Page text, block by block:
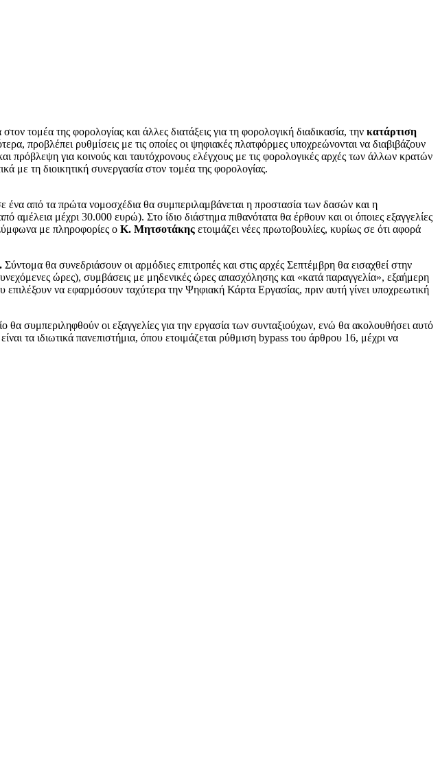
τομέα της φορολογίας και άλλες διατάξεις για τη φορολογική διαδικασία, την κατάρτιση
προβλέπει ρυθμίσεις με τις οποίες οι ψηφιακές πλατφόρμες υποχρεώνονται να διαβιβάζουν
πρόβλεψη για κοινούς και ταυτόχρονους ελέγχους με τις φορολογικές αρχές των άλλων κρατών
τη διοικητική συνεργασία στον τομέα της φορολογίας.
ένα από τα πρώτα νομοσχέδια θα συμπεριλαμβάνεται η προστασία των δασών και η
μέχρι 30.000 ευρώ). Στο ίδιο διάστημα πιθανότατα θα έρθουν και οι όποιες εξαγγελίες
με πληροφορίες ο Κ. Μητσοτάκης ετοιμάζει νέες πρωτοβουλίες, κυρίως σε ότι αφορά
Σύντομα θα συνεδριάσουν οι αρμόδιες επιτροπές και στις αρχές Σεπτέμβρη θα εισαχθεί στην
ώρες), συμβάσεις με μηδενικές ώρες απασχόλησης και «κατά παραγγελία», εξαήμερη
να εφαρμόσουν ταχύτερα την Ψηφιακή Κάρτα Εργασίας, πριν αυτή γίνει υποχρεωτική
θα συμπεριληφθούν οι εξαγγελίες για την εργασία των συνταξιούχων, ενώ θα ακολουθήσει αυτό
τα ιδιωτικά πανεπιστήμια, όπου ετοιμάζεται ρύθμιση bypass του άρθρου 16, μέχρι να